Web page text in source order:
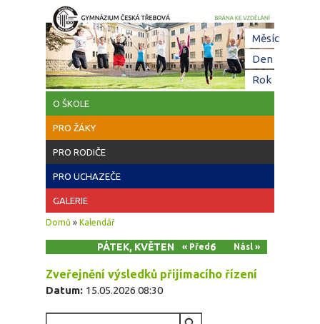
Přejít k hlavnímu obsahu
O ŠKOLE
PRO ŽÁKY
PRO RODIČE
PRO UCHAZEČE
GALERIE
Jste zde
Domů » Kalendář
PÁTEK, KVĚTEN 15, 2026
« Před Násl »
Zveřejnění výsledků přijímacího řízení
Datum: 15.05.2026 08:30
Měsíc
Den(aktivní
Rok